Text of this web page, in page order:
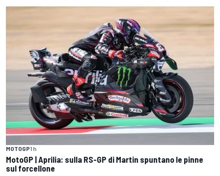
MOTOGP1 h
MotoGP | Aprilia: sulla RS-GP di Martin spuntano le pinne
sul forcellone